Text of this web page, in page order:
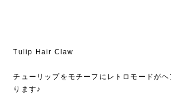
Tulip Hair Claw
チューリップをモチーフにレトロモードが
ります♪